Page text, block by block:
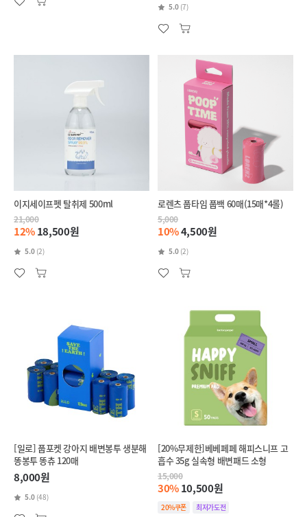
5.0 (7)
이지세이프펫 탈취제 500ml
21,000
12%18,500원
5.0 (2)
로렌츠 풉타임 풉백 60매(15매*4롤)
5,000
10%4,500원
5.0 (2)
[일로] 풉포켓 강아지 배변봉투 생분해
똥봉투 똥츄 120매
8,000원
5.0 (48)
[20%무제한]베베페페 해피스니프 고
흡수 35g 실속형 배변패드 소형
15,000
30%10,500원
20%쿠폰
최저가도전